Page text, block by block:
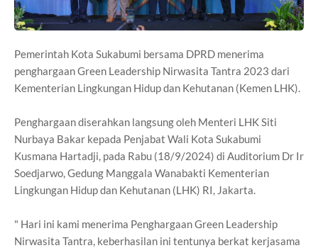
Pemerintah Kota Sukabumi bersama DPRD menerima
penghargaan Green Leadership Nirwasita Tantra 2023 dari
Kementerian Lingkungan Hidup dan Kehutanan (Kemen LHK).
Penghargaan diserahkan langsung oleh Menteri LHK Siti
Nurbaya Bakar kepada Penjabat Wali Kota Sukabumi
Kusmana Hartadji, pada Rabu (18/9/2024) di Auditorium Dr Ir
Soedjarwo, Gedung Manggala Wanabakti Kementerian
Lingkungan Hidup dan Kehutanan (LHK) RI, Jakarta.
" Hari ini kami menerima Penghargaan Green Leadership
Nirwasita Tantra, keberhasilan ini tentunya berkat kerjasama